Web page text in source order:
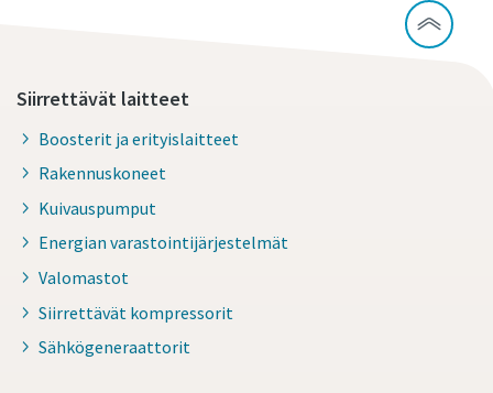
Siirrettävät laitteet
Boosterit ja erityislaitteet
Rakennuskoneet
Kuivauspumput
Energian varastointijärjestelmät
Valomastot
Siirrettävät kompressorit
Sähkögeneraattorit